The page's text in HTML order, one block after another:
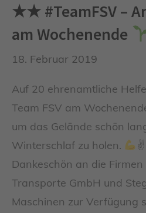
★★ #TeamFSV –
am Wochenende
18. Februar 2019
Auf 20 ehrenamtliche
Team FSV am
um das Gelände schön
Winterschlaf zu holen.
✌
Dankeschön an die
Transporte GmbH und
Maschinen zur Verfügung